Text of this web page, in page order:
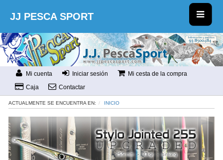
JJ PESCA SPORT
Mi cuenta Iniciar sesión
Mi cesta de la compra
Caja
Contactar
ACTUALMENTE SE ENCUENTRA EN: INICIO